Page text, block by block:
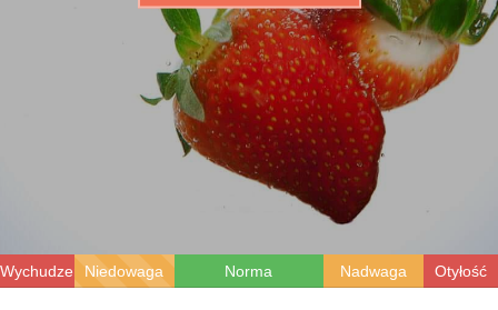
WychudzenieNiedowaga Norma Nadwaga Otyłość